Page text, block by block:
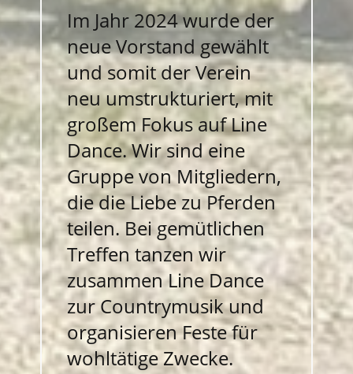
Im Jahr 2024 wurde der
neue Vorstand gewählt
und somit der Verein
neu umstrukturiert, mit
großem Fokus auf Line
Dance. Wir sind eine
Gruppe von Mitgliedern,
die die Liebe zu Pferden
teilen. Bei gemütlichen
Treffen tanzen wir
zusammen Line Dance
zur Countrymusik und
organisieren Feste für
wohltätige Zwecke.